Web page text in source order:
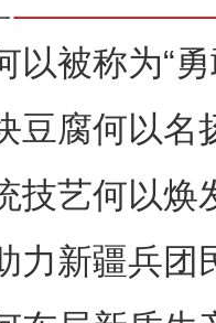
以被称为“
豆腐何以名
技艺何以焕
力新疆兵团